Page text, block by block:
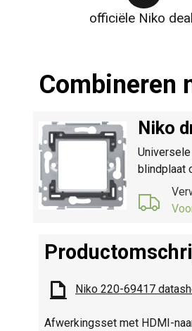
officiële Niko
Combineren
Niko
blindplaat
Niko 220-69417
Afwerkingsset met HDMI-